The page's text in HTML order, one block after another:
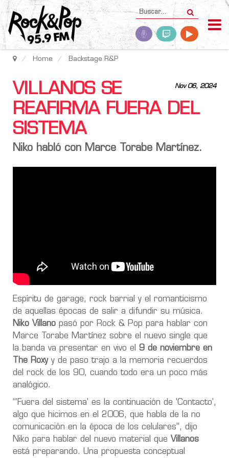
Home Backstage R&P
Nov 06, 2024
VILLANOS SE
REAFIRMA FUERA DEL
SISTEMA
Niko habló con Marce Torabe Martínez.
Espíritu de garage, rock barrial y el romanticismo
de aquellas épocas de salir a difundir su música.
Niko Villano pasó por Rock & Pop para hablar con
Marce Torabe Martínez sobre el nuevo single que
la banda va presentar en vivo el 9 de noviembre en
The Roxyy de paso trajo a la memoria recuerdos
del rock de los 90, cuando todo era un poco más
analógico.
“'Fuera del sistema' es la continuación de 'Contacto',
algo que hicimos en el 2006, que habla de la no
comunicación en la época de los celulares”, dijo
Niko para hablar del nuevo material que Villanos
está preparando. Una propuesta conceptual